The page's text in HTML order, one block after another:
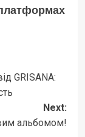
GRISANA:
Next:
альбомом!